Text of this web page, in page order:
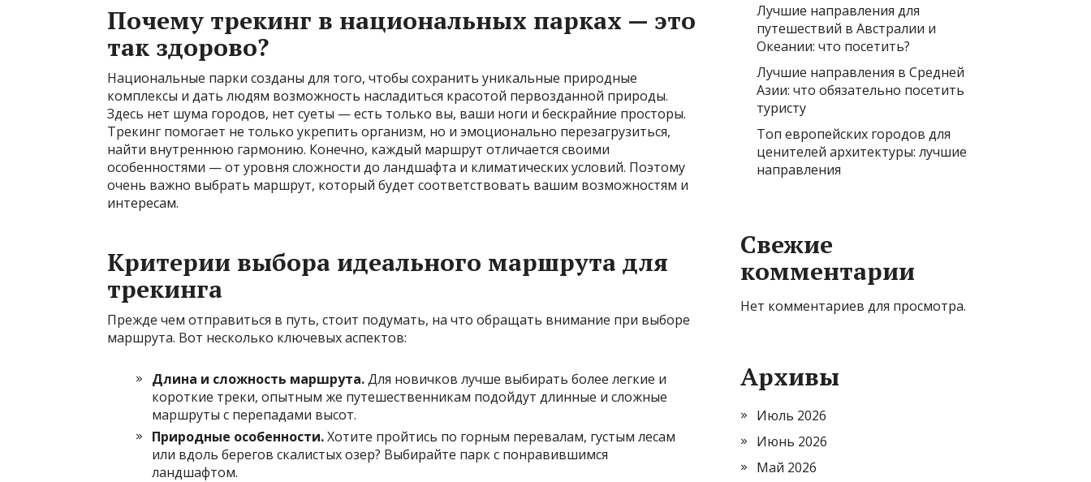
Почему трекинг в национальных парках — это
так здорово?
Национальные парки созданы для того, чтобы сохранить уникальные природные
комплексы и дать людям возможность насладиться красотой первозданной природы.
Здесь нет шума городов, нет суеты — есть только вы, ваши ноги и бескрайние просторы.
Трекинг помогает не только укрепить организм, но и эмоционально перезагрузиться,
найти внутреннюю гармонию. Конечно, каждый маршрут отличается своими
особенностями — от уровня сложности до ландшафта и климатических условий. Поэтому
очень важно выбрать маршрут, который будет соответствовать вашим возможностям и
интересам.
Критерии выбора идеального маршрута для
трекинга
Прежде чем отправиться в путь, стоит подумать, на что обращать внимание при выборе
маршрута. Вот несколько ключевых аспектов:
Длина и сложность маршрута.Для новичков лучше выбирать более легкие и
короткие треки, опытным же путешественникам подойдут длинные и сложные
маршруты с перепадами высот.
Природные особенности.Хотите пройтись по горным перевалам, густым лесам
или вдоль берегов скалистых озер? Выбирайте парк с понравившимся
ландшафтом.
Лучшие направления для
путешествий в Австралии и
Океании: что посетить?
Лучшие направления в Средней
Азии: что обязательно посетить
туристу
Топ европейских городов для
ценителей архитектуры: лучшие
направления
Свежие
комментарии
Нет комментариев для просмотра.
Архивы
Июль 2026
Июнь 2026
Май 2026